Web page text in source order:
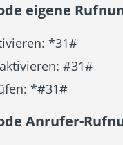
eigene
*31#
#31#
*#31#
Anrufer-